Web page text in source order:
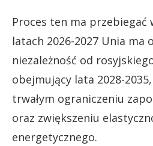
Proces ten ma przebiegać
latach 2026-2027 Unia ma
niezależność od
obejmujący lata 2028-
trwałym ograniczeniu
oraz zwiększeniu
energetycznego.